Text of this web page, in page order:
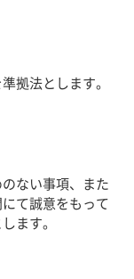
拠法とします。
ない事項、また
て誠意をもって
ます。